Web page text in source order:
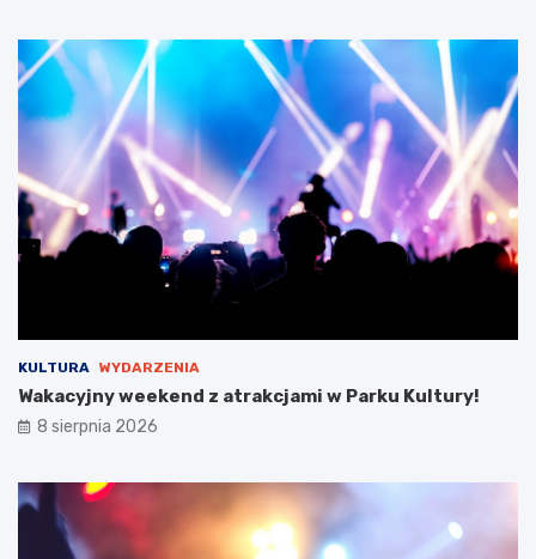
t
a
w
i
!
KULTURA WYDARZENIA
Wakacyjny weekend z atrakcjami w Parku Kultury!
8 sierpnia 2026